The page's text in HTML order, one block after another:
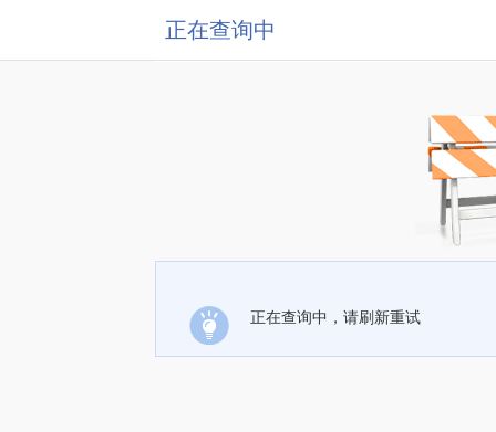
正在查询中
正在查询中，请刷新重试